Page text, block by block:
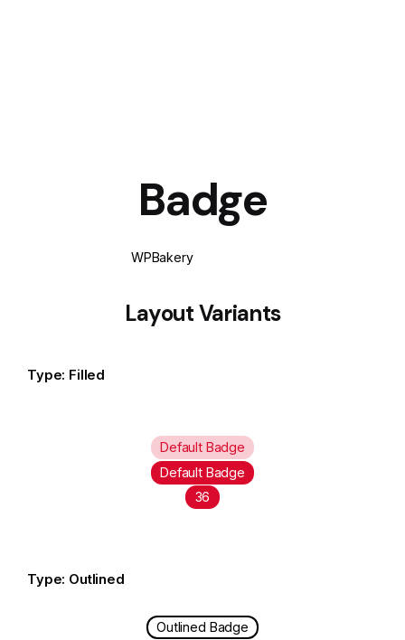
Badge
WPBakery
Layout Variants
Type: Filled
Default Badge
Default Badge
36
Type: Outlined
Outlined Badge